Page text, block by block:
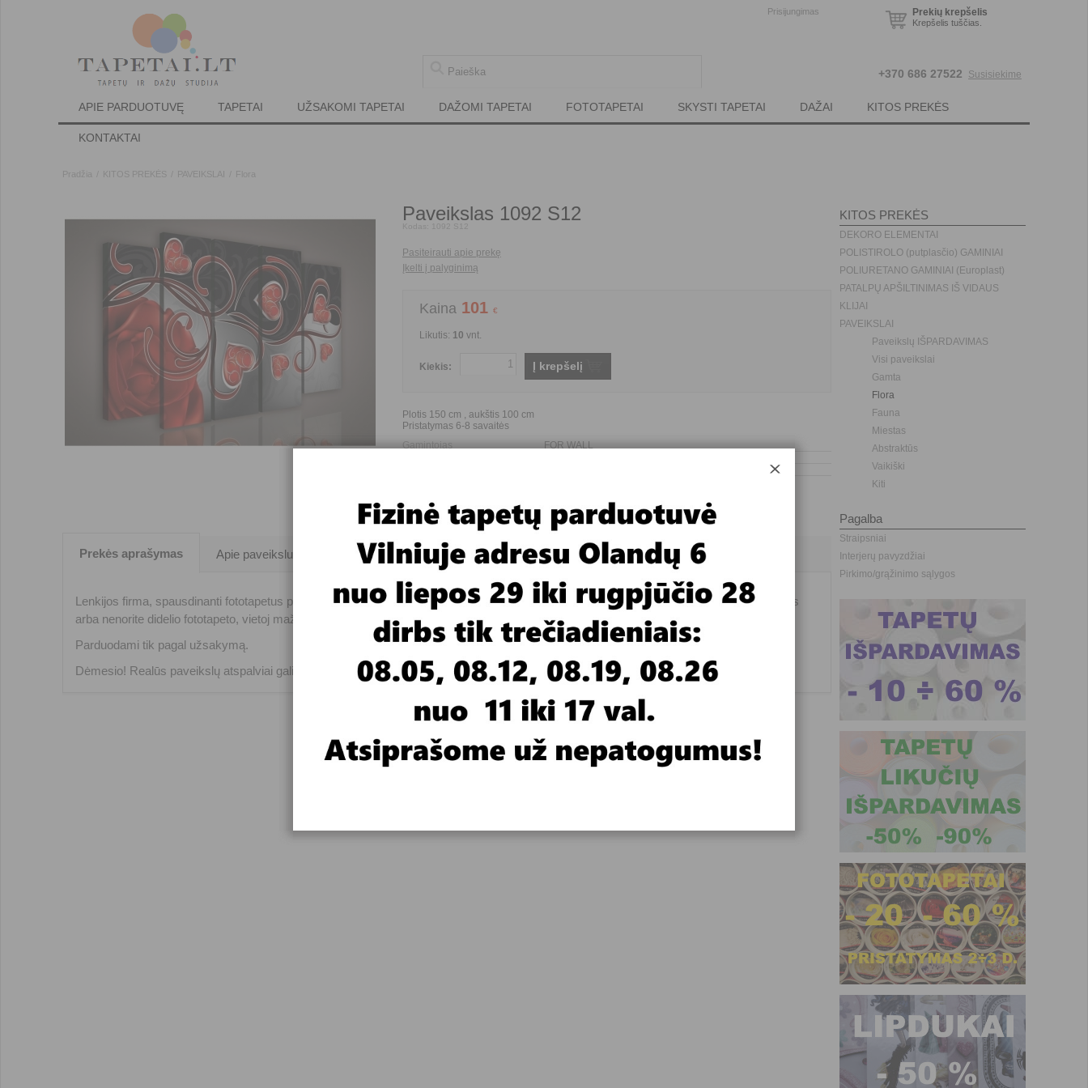
Prisijungimas Prekių krepšelis
Krepšelis tuščias.
+370 686 27522 Susisiekime
APIE PARDUOTUVĘ TAPETAI UŽSAKOMI TAPETAI DAŽOMI TAPETAI FOTOTAPETAI SKYSTI TAPETAI DAŽAI KITOS PREKĖS
KONTAKTAI
Pradžia KITOS PREKĖS PAVEIKSLAI Flora
Paveikslas 1092 S12
Kodas: 1092 S12
Pasiteirauti apie prekę
Įkelti į palyginimą
Kaina 101 €
Likutis: 10 vnt.
Kiekis: Į krepšelį
Plotis 150 cm , aukštis 100 cm
Pristatymas 6-8 savaitės
Gamintojas
FOR WALL
Prekės aprašymas Apie paveikslus
Lenkijos firma, spausdinanti fototapetus prekiniu ženklu For Wall, gamina ir paveikslus - interjero dekoracijas. Jeigu neturite didelės sienos
arba nenorite didelio fototapeto, vietoj mažo fototapeto geriau siūlyčiau kabinti vienos ar kelių dalių paveikslą.
Parduodami tik pagal užsakymą.
Dėmesio! Realūs paveikslų atspalviai gali nežymiai skirtis nuo pavyzdžio monitoriuje.
KITOS PREKĖS
DEKORO ELEMENTAI
POLISTIROLO (putplasčio) GAMINIAI
POLIURETANO GAMINIAI (Europlast)
PATALPŲ APŠILTINIMAS IŠ VIDAUS
KLIJAI
PAVEIKSLAI
Paveikslų IŠPARDAVIMAS
Visi paveikslai
Gamta
Flora
Fauna
Miestas
Abstraktūs
Vaikiški
Kiti
Pagalba
Straipsniai
Interjerų pavyzdžiai
Pirkimo/grąžinimo sąlygos